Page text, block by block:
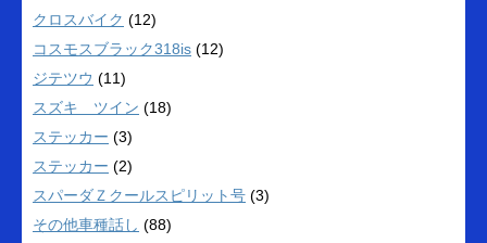
クロスバイク (12)
コスモスブラック318is (12)
ジテツウ (11)
スズキ ツイン (18)
ステッカー (3)
ステッカー (2)
スパーダＺクールスピリット号 (3)
その他車種話し (88)